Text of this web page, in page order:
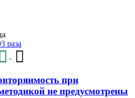
раза
при
не предусмотрены